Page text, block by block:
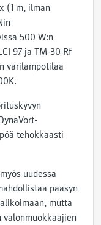
(1 m, ilman
500 W:n
97 ja TM-30 Rf
värilämpötilaa
tehokkaasti
uudessa
pääsyn
mutta
valonmuokkaajien